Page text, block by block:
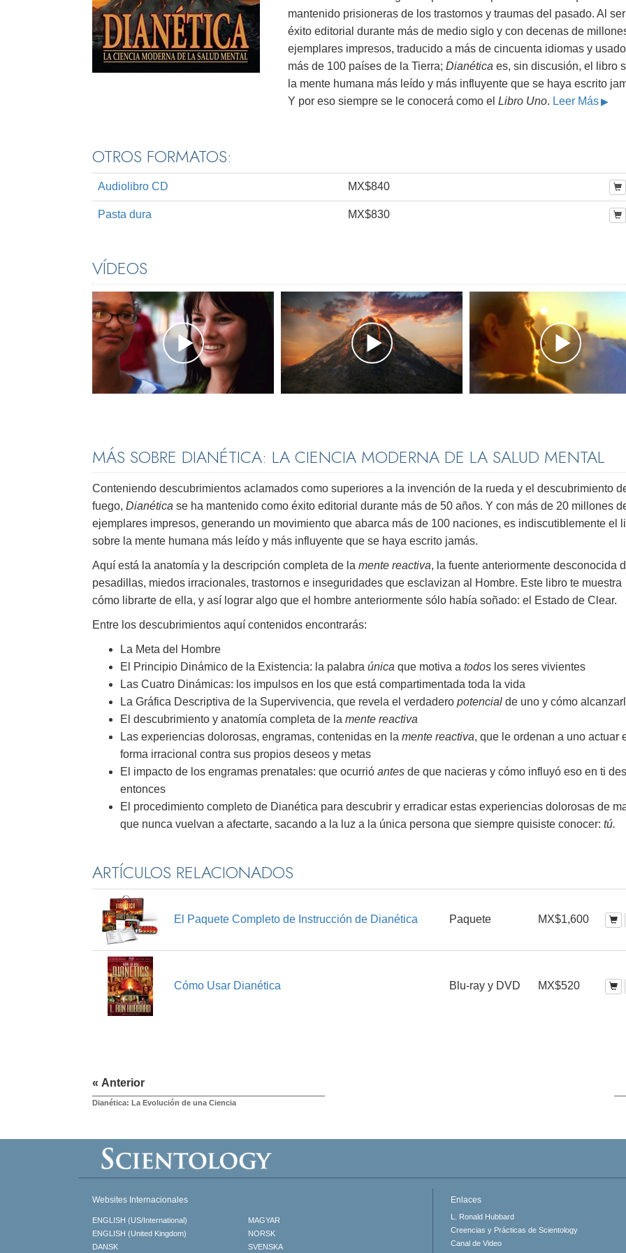
mantenido prisioneras de los trastornos y traumas del pasado. Al
éxito editorial durante más de medio siglo y con decenas de
ejemplares impresos, traducido a más de cincuenta idiomas y
más de 100 países de la Tierra; Dianética es, sin discusión, el libro
la mente humana más leído y más influyente que se haya escrito
Y por eso siempre se le conocerá como el Libro Uno. Leer Más
OTROS FORMATOS:
Audiolibro CD MX$840
Pasta dura MX$830
VÍDEOS
MÁS SOBRE DIANÉTICA: LA CIENCIA MODERNA DE LA SALUD MENTAL
Conteniendo descubrimientos aclamados como superiores a la invención de la rueda y el descubrimiento
fuego, Dianética se ha mantenido como éxito editorial durante más de 50 años. Y con más de 20 millones
ejemplares impresos, generando un movimiento que abarca más de 100 naciones, es indiscutiblemente el
sobre la mente humana más leído y más influyente que se haya escrito jamás.
Aquí está la anatomía y la descripción completa de la mente reactiva, la fuente anteriormente desconocida
pesadillas, miedos irracionales, trastornos e inseguridades que esclavizan al Hombre. Este libro te muestra
cómo librarte de ella, y así lograr algo que el hombre anteriormente sólo había soñado: el Estado de Clear.
Entre los descubrimientos aquí contenidos encontrarás:
La Meta del Hombre
El Principio Dinámico de la Existencia: la palabra única que motiva a todos los seres vivientes
Las Cuatro Dinámicas: los impulsos en los que está compartimentada toda la vida
La Gráfica Descriptiva de la Supervivencia, que revela el verdadero potencial de uno y cómo
El descubrimiento y anatomía completa de la mente reactiva
Las experiencias dolorosas, engramas, contenidas en la mente reactiva, que le ordenan a uno actuar
forma irracional contra sus propios deseos y metas
El impacto de los engramas prenatales: que ocurrió antes de que nacieras y cómo influyó eso en ti
entonces
El procedimiento completo de Dianética para descubrir y erradicar estas experiencias dolorosas de
que nunca vuelvan a afectarte, sacando a la luz a la única persona que siempre quisiste conocer: tú.
ARTÍCULOS RELACIONADOS
El Paquete Completo de Instrucción de Dianética Paquete MX$1,600
Cómo Usar Dianética Blu-ray y DVD MX$520
« Anterior
Dianética: La Evolución de una Ciencia
Websites Internacionales
ENGLISH (US/International)
ENGLISH (United Kingdom)
DANSK
MAGYAR
NORSK
SVENSKA
Enlaces
L. Ronald Hubbard
Creencias y Prácticas de Scientology
Canal de Video